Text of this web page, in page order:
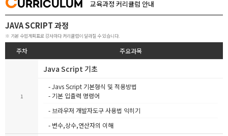
URRICULUM 교육과정 커리큘럼 안내
JAVA SCRIPT 과정
※ 기본 수업계획표로 강사마다 커리큘럼이 달라질 수 있습니다.
주차 주요과목
1
Java Script 기초
- Javs Script 기본형식 및 적용방법
- 기본 입출력 명령어
- 브라우저 개발자도구 사용법 익히기
- 변수,상수,연산자의 이해